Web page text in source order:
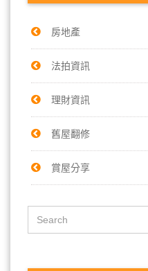
房地產
法拍資訊
理財資訊
舊屋翻修
賞屋分享